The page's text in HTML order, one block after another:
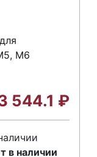
M6
544.1 ₽
в наличии